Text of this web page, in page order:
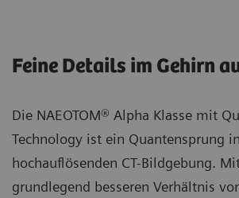
Feine Details im Gehirn
Die NAEOTOM® Alpha Klasse mit
Technology ist ein Quantensprung
hochauflösenden CT-Bildgebung.
grundlegend besseren Verhältnis